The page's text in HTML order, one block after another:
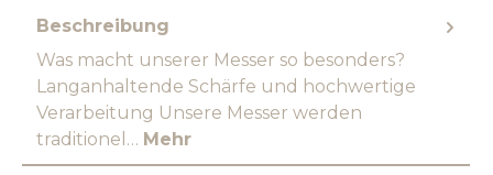
Beschreibung
Was macht unserer Messer so besonders?
Langanhaltende Schärfe und hochwertige
Verarbeitung Unsere Messer werden
traditionel… Mehr